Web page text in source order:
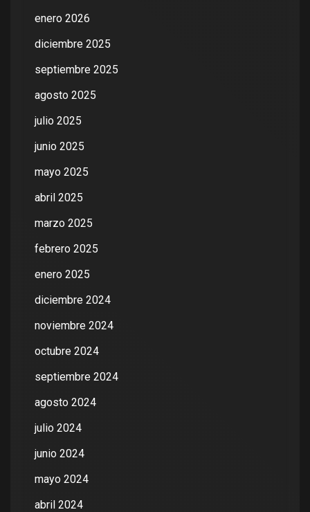
enero 2026
diciembre 2025
septiembre 2025
agosto 2025
julio 2025
junio 2025
mayo 2025
abril 2025
marzo 2025
febrero 2025
enero 2025
diciembre 2024
noviembre 2024
octubre 2024
septiembre 2024
agosto 2024
julio 2024
junio 2024
mayo 2024
abril 2024